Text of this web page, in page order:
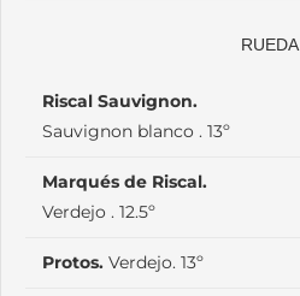
RUEDA
Riscal Sauvignon.
Sauvignon blanco . 13º
Marqués de Riscal.
Verdejo . 12.5º
Protos. Verdejo. 13º